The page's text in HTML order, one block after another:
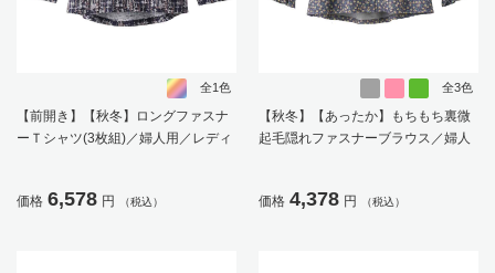
全1色
【前開き】【秋冬】ロングファスナ
ーＴシャツ(3枚組)／婦人用／レディ
プレゼント【CF】
価格 6,578 円 （税込）
全3色
【秋冬】【あったか】もちもち裏微
起毛隠れファスナーブラウス／婦人
／ゆったり／おしゃれ／ギフト／プ
価格 4,378 円 （税込）